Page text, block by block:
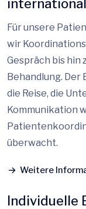
Für unsere
wir
Gespräch bis hin
Behandlung. Der
die Reise, die
Kommunikation
überwacht.
Weitere
Individuelle